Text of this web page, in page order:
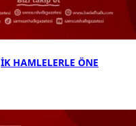
HAMLELERLE ÖNE